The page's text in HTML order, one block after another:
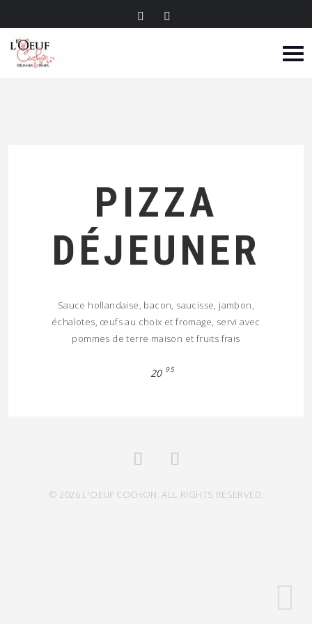
PIZZA
DÉJEUNER
Sauce hollandaise, bacon, saucisse, jambon,
échalotes, œufs au choix et fromage, servi avec
pommes de terre maison et fruits frais
20 95
© 2026 L'OEUF COCHON. ALL RIGHTS RESERVED.